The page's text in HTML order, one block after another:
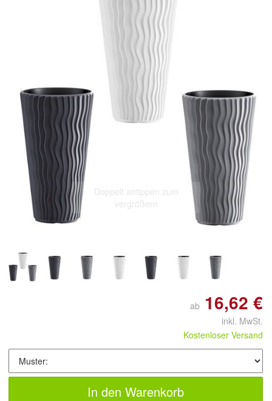
Doppelt antippen zum
vergrößern
ab 16,62 €
inkl. MwSt.
Kostenloser Versand
In den Warenkorb